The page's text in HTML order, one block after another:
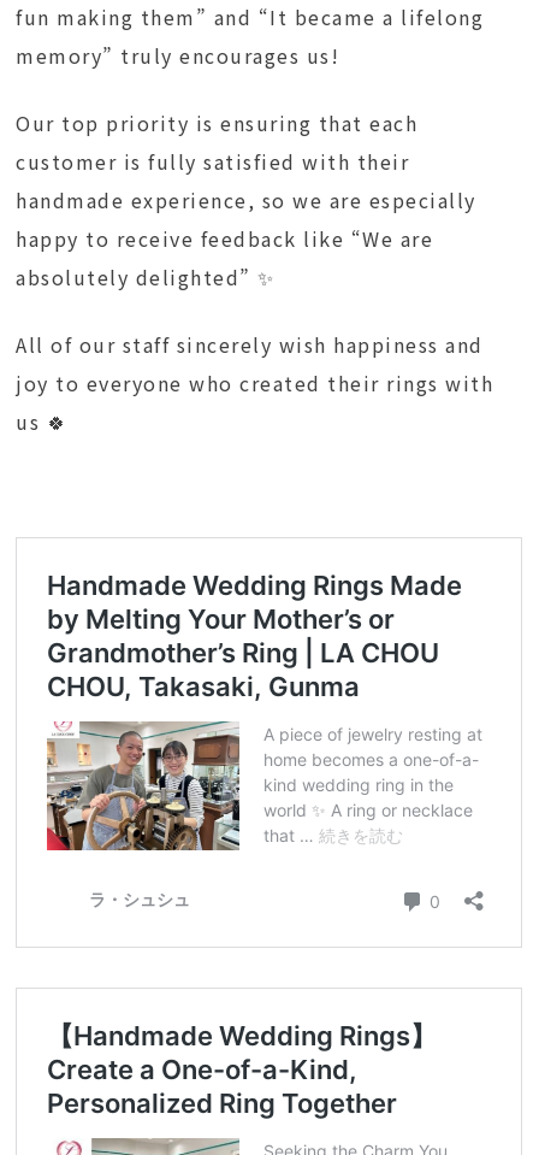
fun making them” and “It became a lifelong
memory” truly encourages us!
Our top priority is ensuring that each
customer is fully satisfied with their
handmade experience, so we are especially
happy to receive feedback like “We are
absolutely delighted” ✨
All of our staff sincerely wish happiness and
joy to everyone who created their rings with
us 🍀